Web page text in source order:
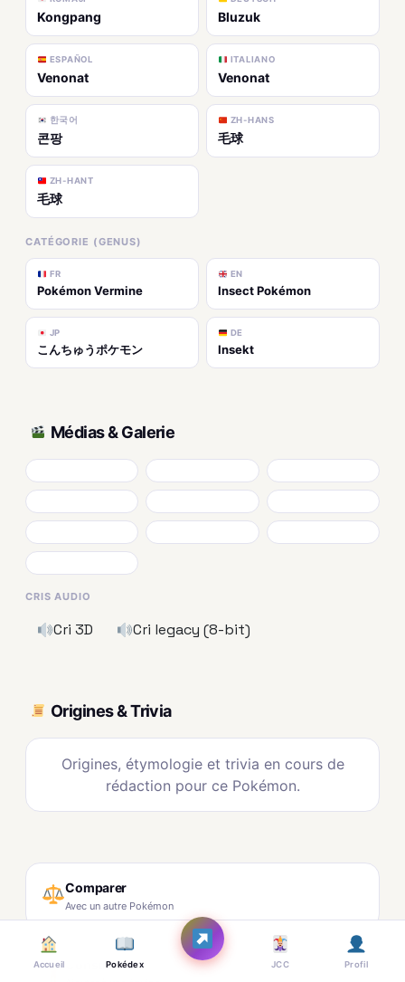
Kongpang Bluzuk
ESPAÑOL
Venonat
ITALIANO
Venonat
한국어
콘팡
ZH-HANS
毛球
ZH-HANT
毛球
CATÉGORIE (GENUS)
FR
Pokémon Vermine
EN
Insect Pokémon
JP
こんちゅうポケモン
DE
Insekt
Médias & Galerie
CRIS AUDIO
Cri 3D Cri legacy (8-bit)
Origines & Trivia
Origines, étymologie et trivia en cours de
rédaction pour ce Pokémon.
Comparer
Avec un autre Pokémon
Constructeur
Accueil Pokédex JCC Profil